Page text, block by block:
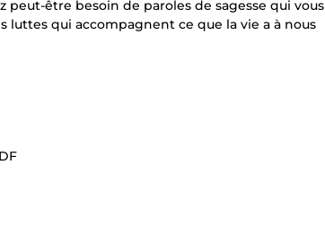
être besoin de paroles de sagesse qui vous
qui accompagnent ce que la vie a à nous